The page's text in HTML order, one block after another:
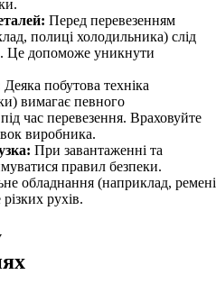
Перед перевезенням
полиці холодильника) слід
Це допоможе уникнути
Деяка побутова техніка
вимагає певного
час перевезення. Враховуйте
виробника.
При завантаженні та
правил безпеки.
обладнання (наприклад, ремені
рухів.